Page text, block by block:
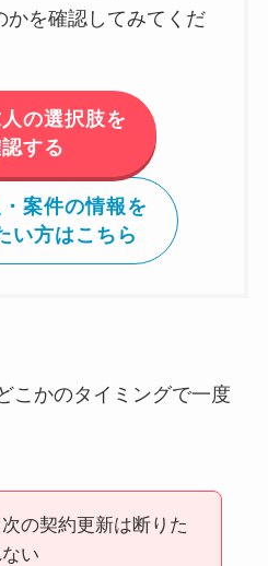
かを確認してみてくだ
の選択肢を
する
案件の情報を
い方はこちら
こかのタイミングで一度
の契約更新は断りた
い